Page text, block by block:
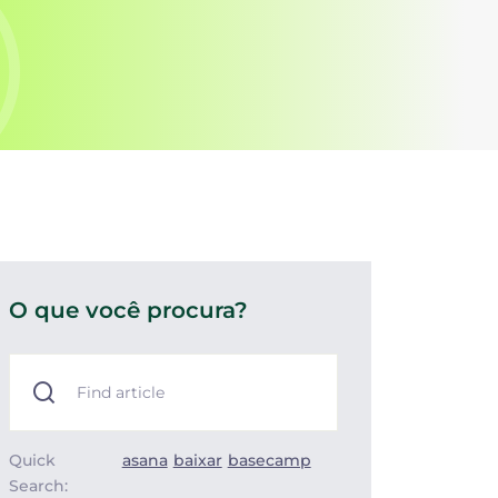
O que você procura?
Quick
Search:
asana baixar basecamp